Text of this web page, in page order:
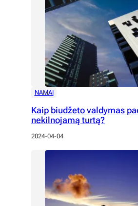
NAMAI
Kaip biudžeto valdymas
nekilnojamą turtą?
2024-04-04